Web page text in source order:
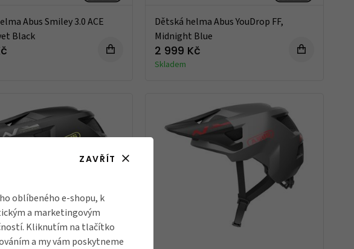
Abus Smiley 3.0 ACE
Black
Dětská helma Abus YouDrop FF,
Midnight Blue
2 999 Kč
Skladem
ZAVŘÍT
oblíbeného e-shopu, k
a marketingovým
Kliknutím na tlačítko
a my vám poskytneme